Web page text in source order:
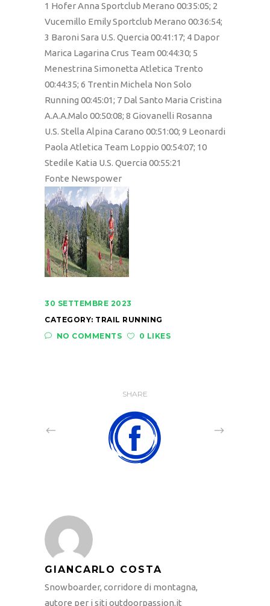
1 Hofer Anna Sportclub Merano 00:35:05; 2
Vucemillo Emily Sportclub Merano 00:36:54;
3 Baroni Sara U.S. Quercia 00:41:17; 4 Dapor
Marica Lagarina Crus Team 00:44:30; 5
Menestrina Simonetta Atletica Trento
00:44:35; 6 Trentin Michela Non Solo
Running 00:45:01; 7 Dal Santo Maria Cristina
A.A.A.Malo 00:50:08; 8 Giovanelli Rosanna
U.S. Stella Alpina Carano 00:51:00; 9 Leonardi
Paola Atletica Team Loppio 00:54:07; 10
Stedile Katia U.S. Quercia 00:55:21
Fonte Newspower
30 SETTEMBRE 2023
CATEGORY: TRAIL RUNNING
NO COMMENTS
0 LIKES
SHARE
GIANCARLO COSTA
Snowboarder, corridore di montagna,
autore per i siti outdoorpassion.it